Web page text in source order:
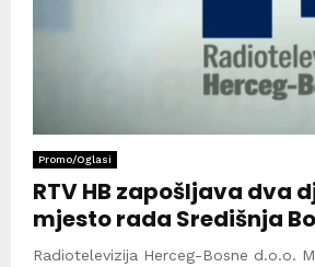
Promo/Oglasi
RTV HB zapošljava dva
mjesto rada Središnja
Radiotelevizija Herceg-Bosne d.o.o.